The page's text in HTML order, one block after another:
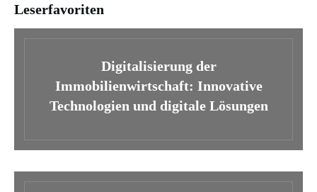
Leserfavoriten
Digitalisierung der
Immobilienwirtschaft: Innovative
Technologien und digitale Lösungen